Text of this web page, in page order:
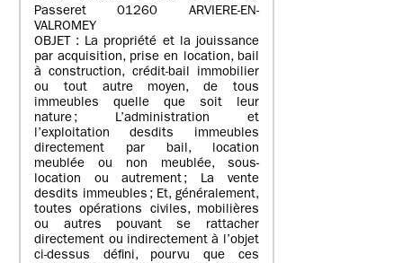
Passeret 01260 ARVIERE-EN-
VALROMEY
OBJET : La propriété et la jouissance
par acquisition, prise en location, bail
à construction, crédit-bail immobilier
ou tout autre moyen, de tous
immeubles quelle que soit leur
nature ; L’administration et
l’exploitation desdits immeubles
directement par bail, location
meublée ou non meublée, sous-
location ou autrement ; La vente
desdits immeubles ; Et, généralement,
toutes opérations civiles, mobilières
ou autres pouvant se rattacher
directement ou indirectement à l’objet
ci-dessus défini, pourvu que ces